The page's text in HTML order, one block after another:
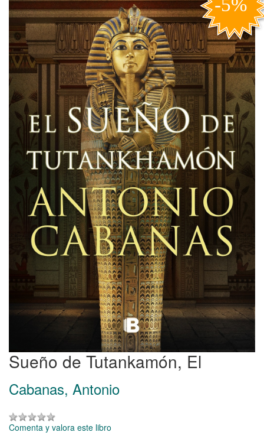
Sueño de Tutankamón, El
Cabanas, Antonio
Comenta y valora este libro